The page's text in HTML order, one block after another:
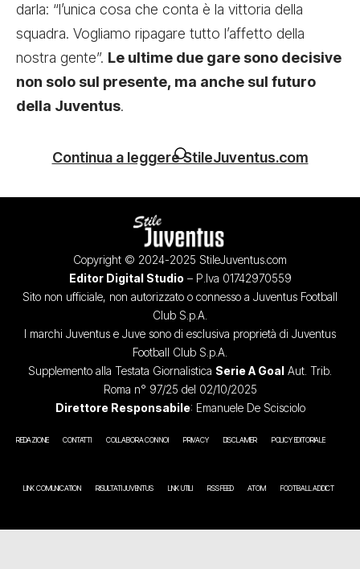
darla: “l’unica cosa che conta è la vittoria della
squadra. Vogliamo ripagare tutto l’affetto della
nostra gente”. Le ultime due gare sono decisive
non solo sul presente, ma anche sul futuro
della Juventus.
Continua a leggere StileJuventus.com
Copyright © 2024-2025 StileJuventus.com
Editor Digital Studio – P.Iva 01742970559
Sito non ufficiale, non autorizzato o connesso a Juventus Football
Club S.p.A.
I marchi Juventus e Juve sono di esclusiva proprietà di Juventus
Football Club S.p.A.
Supplemento alla Testata Giornalistica Serie A Goal Aut. Trib.
Roma n° 97/25 del 02/10/2025
Direttore Responsabile: Emanuele De Scisciolo
REDAZIONE CONTATTI COLLABORA CON NOI PRIVACY DISCLAIMER POLICY EDITORIALE
LINK COMUNICATION RISULTATI JUVENTUS LINK UTILI RSS FEED ATOM FOOTBALL ADDICT